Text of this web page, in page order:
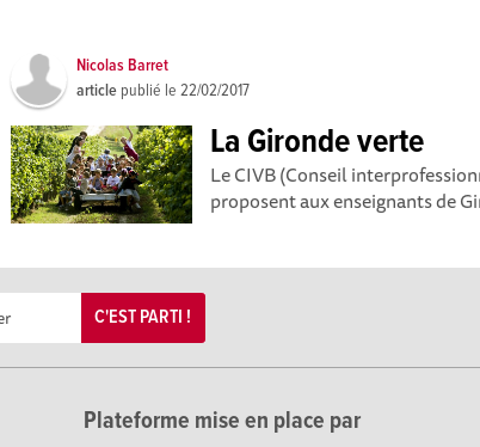
Nicolas Barret
article publié le22/02/2017
La Gironde verte
Le CIVB (Conseil
proposent aux enseignants de
C'EST PARTI !
Plateforme mise en place par